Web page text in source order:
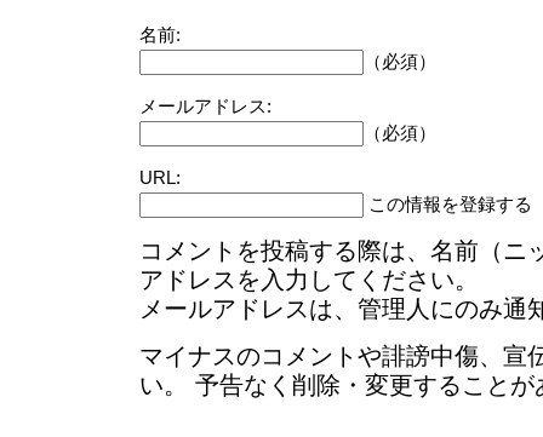
名前:
（必須）
メールアドレス:
（必須）
URL:
この情報を登録する
コメントを投稿する際は、名前（ニ
アドレスを入力してください。
メールアドレスは、管理人にのみ通
マイナスのコメントや誹謗中傷、宣
い。 予告なく削除・変更することが